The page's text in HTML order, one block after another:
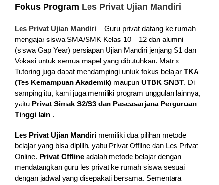
Fokus Program Les Privat Ujian Mandiri
Les Privat Ujian Mandiri – Guru privat datang ke rumah
mengajar siswa SMA/SMK Kelas 10 – 12 dan alumni
(siswa Gap Year) persiapan Ujian Mandiri jenjang S1 dan
Vokasi untuk semua mapel yang dibutuhkan. Matrix
Tutoring juga dapat mendampingi untuk fokus belajar TKA
(Tes Kemampuan Akademik) maupun UTBK SNBT. Di
samping itu, kami juga memiliki program unggulan lainnya,
yaitu Privat Simak S2/S3 dan Pascasarjana Perguruan
Tinggi lain .
Les Privat Ujian Mandiri memiliki dua pilihan metode
belajar yang bisa dipilih, yaitu Privat Offline dan Les Privat
Online. Privat Offlineadalah metode belajar dengan
mendatangkan guru les privat ke rumah siswa sesuai
dengan jadwal yang disepakati bersama. Sementara